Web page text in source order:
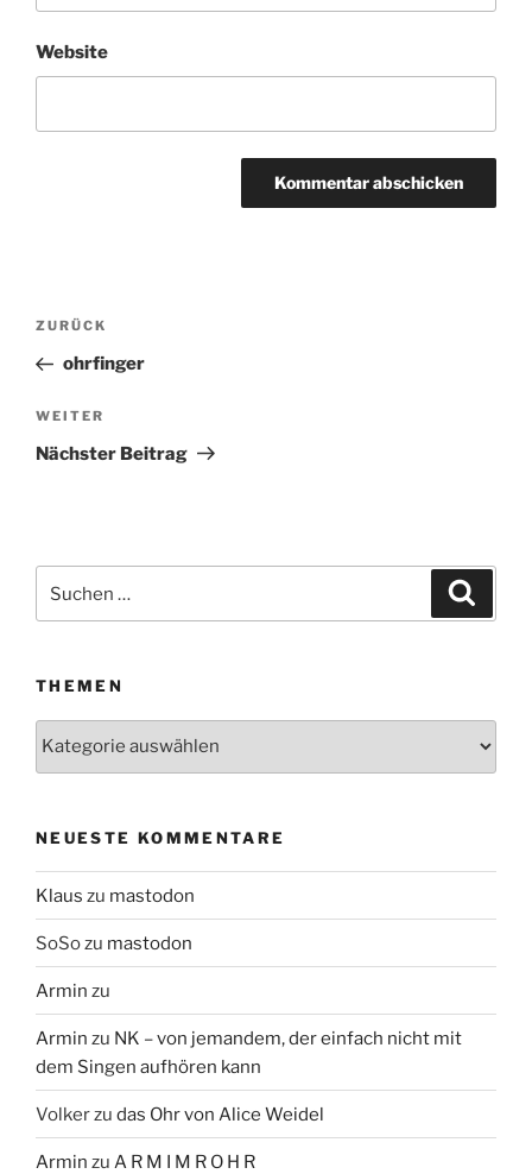
Website
Beitragsnavigation
Vorheriger
Beitrag
ZURÜCK
ohrfinger
Nächster
Beitrag
WEITER
Nächster Beitrag
nach:
THEMEN
Themen
NEUESTE KOMMENTARE
Klaus zu mastodon
SoSozu mastodon
Armin zu
Armin zu NK – von jemandem, der einfach nicht mit
dem Singen aufhören kann
Volkerzu das Ohr von Alice Weidel
Armin zu A R M I M R O H R